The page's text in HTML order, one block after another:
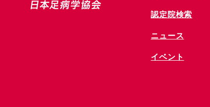
​認定院検索
ニュース
​イベント